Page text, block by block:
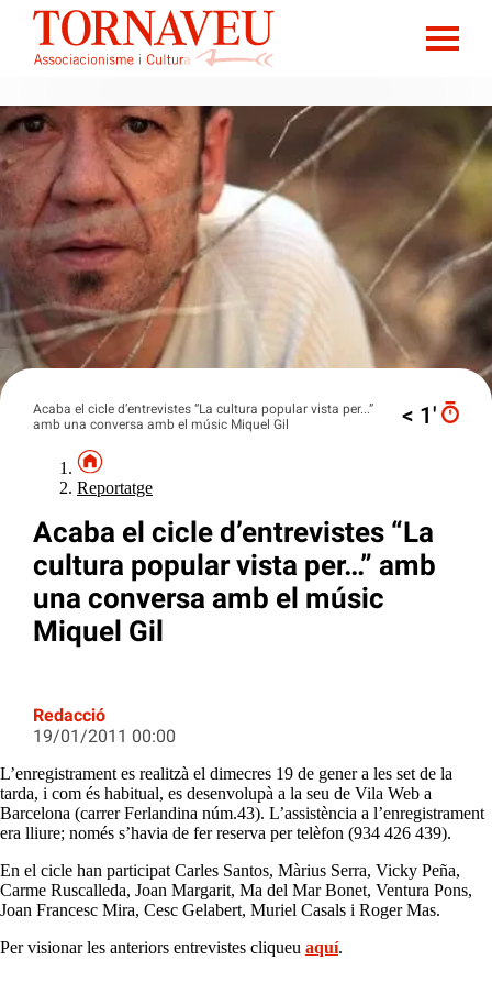
Acaba el cicle d’entrevistes “La cultura popular vista per...”
amb una conversa amb el músic Miquel Gil
< 1′
Reportatge
Acaba el cicle d’entrevistes “La
cultura popular vista per…” amb
una conversa amb el músic
Miquel Gil
Redacció
19/01/2011 00:00
L’enregistrament es realitzà el dimecres 19 de gener a les set de la
tarda, i com és habitual, es desenvolupà a la seu de Vila Web a
Barcelona (carrer Ferlandina núm.43). L’assistència a l’enregistrament
era lliure; només s’havia de fer reserva per telèfon (934 426 439).
En el cicle han participat Carles Santos, Màrius Serra, Vicky Peña,
Carme Ruscalleda, Joan Margarit, Ma del Mar Bonet, Ventura Pons,
Joan Francesc Mira, Cesc Gelabert, Muriel Casals i Roger Mas.
Per visionar les anteriors entrevistes cliqueu aquí.